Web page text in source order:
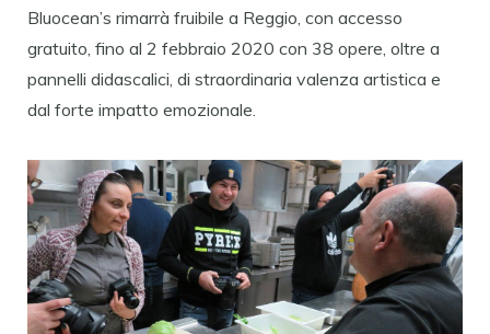
Bluocean’s rimarrà fruibile a Reggio, con accesso
gratuito, fino al 2 febbraio 2020 con 38 opere, oltre a
pannelli didascalici, di straordinaria valenza artistica e
dal forte impatto emozionale.